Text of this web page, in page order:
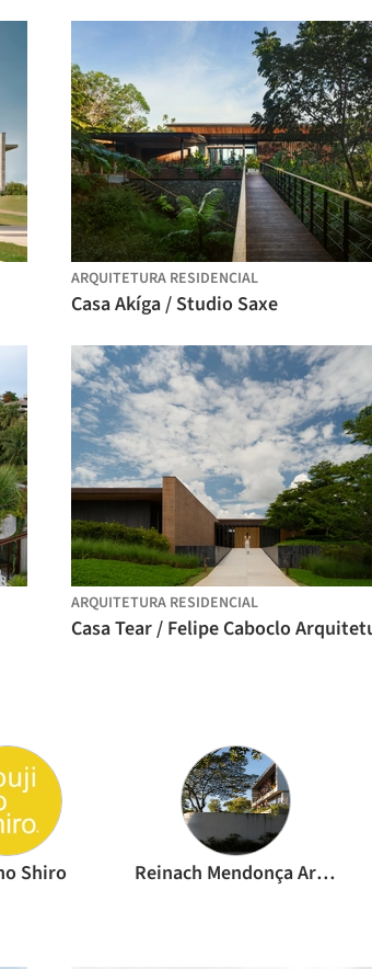
ARQUITETURA RESIDENCIAL
Casa Akíga / Studio Saxe
ARQUITETURA RESIDENCIAL
Casa Tear / Felipe Caboclo
Shiro Reinach Mendonça Arquitetos Associados